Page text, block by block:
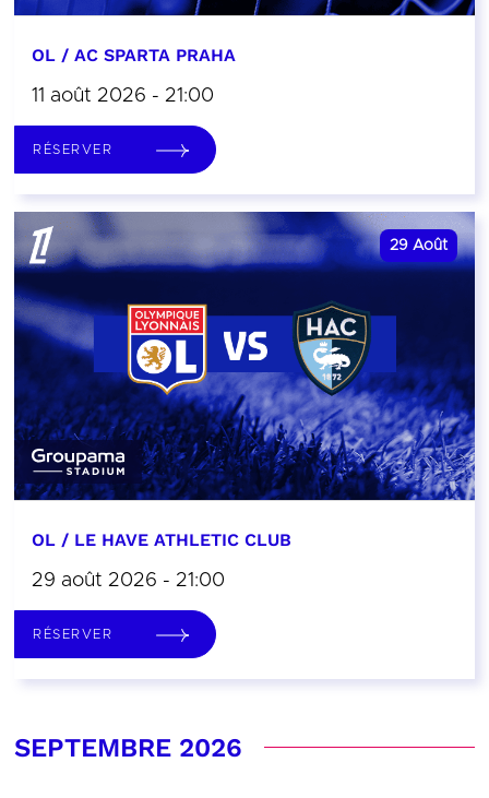
OL / AC SPARTA PRAHA
11 août 2026 - 21:00
RÉSERVER
29 Août
OL / LE HAVE ATHLETIC CLUB
29 août 2026 - 21:00
RÉSERVER
SEPTEMBRE 2026